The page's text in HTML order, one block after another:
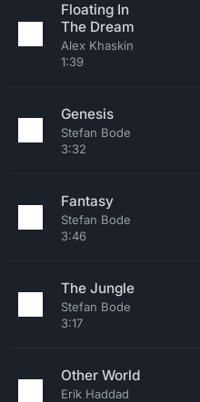
Floating In
The Dream
Alex Khaskin
1:39
Genesis
Stefan Bode
3:32
Fantasy
Stefan Bode
3:46
The Jungle
Stefan Bode
3:17
Other World
Erik Haddad